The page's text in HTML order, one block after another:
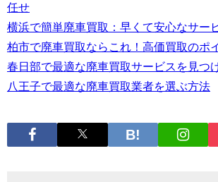
任せ
横浜で簡単廃車買取：早くて安心なサー
柏市で廃車買取ならこれ！高価買取のポ
春日部で最適な廃車買取サービスを見つ
八王子で最適な廃車買取業者を選ぶ方法